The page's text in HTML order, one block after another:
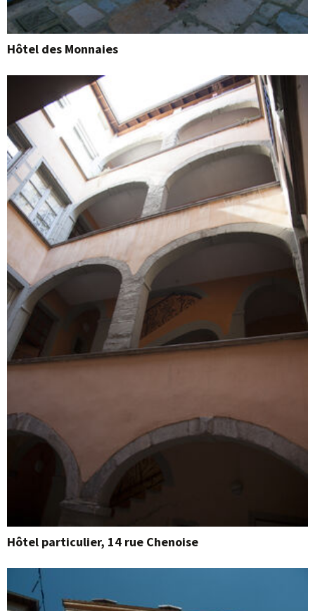
Hôtel des Monnaies
Hôtel particulier, 14 rue Chenoise